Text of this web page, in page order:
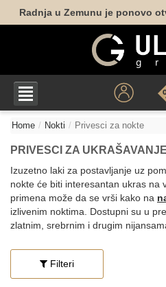
Radnja u Zemunu je ponovo
Home Nokti Privesci za nokte
PRIVESCI ZA
Izuzetno laki za postavljanje uz
nokte će biti interesantan ukras na
primena može da se vrši kako na
izlivenim noktima. Dostupni su u
zlatnim, srebrnim i drugim
Filteri